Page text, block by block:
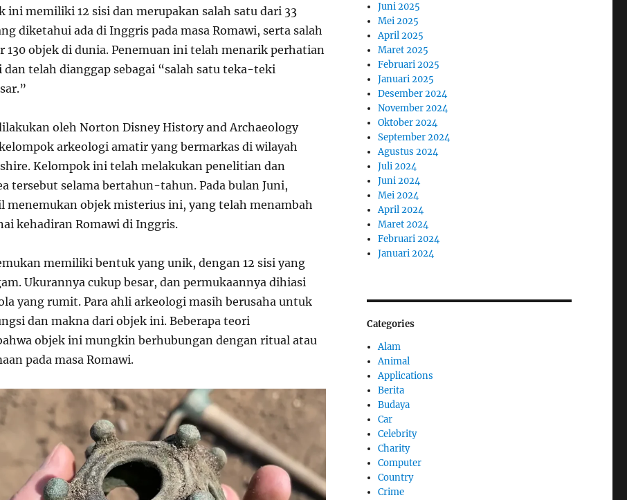
ini memiliki 12 sisi dan merupakan salah satu dari 33
diketahui ada di Inggris pada masa Romawi, serta salah
130 objek di dunia. Penemuan ini telah menarik perhatian
dan telah dianggap sebagai “salah satu teka-teki
oleh Norton Disney History and Archaeology
arkeologi amatir yang bermarkas di wilayah
Kelompok ini telah melakukan penelitian dan
tersebut selama bertahun-tahun. Pada bulan Juni,
menemukan objek misterius ini, yang telah menambah
kehadiran Romawi di Inggris.
memiliki bentuk yang unik, dengan 12 sisi yang
Ukurannya cukup besar, dan permukaannya dihiasi
yang rumit. Para ahli arkeologi masih berusaha untuk
dan makna dari objek ini. Beberapa teori
objek ini mungkin berhubungan dengan ritual atau
pada masa Romawi.
Juni 2025
Mei 2025
April 2025
Maret 2025
Februari 2025
Januari 2025
Desember 2024
November 2024
Oktober 2024
September 2024
Agustus 2024
Juli 2024
Juni 2024
Mei 2024
April 2024
Maret 2024
Februari 2024
Januari 2024
Categories
Alam
Animal
Applications
Berita
Budaya
Car
Celebrity
Charity
Computer
Country
Crime